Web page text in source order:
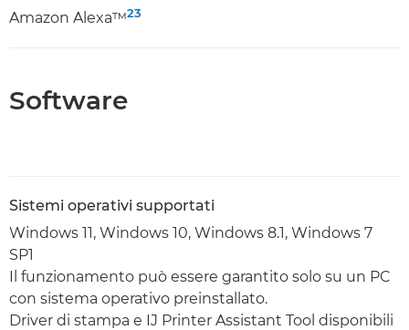
Amazon Alexa™23
Software
Sistemi operativi supportati
Windows 11, Windows 10, Windows 8.1, Windows 7
SP1
Il funzionamento può essere garantito solo su un PC
con sistema operativo preinstallato.
Driver di stampa e IJ Printer Assistant Tool disponibili